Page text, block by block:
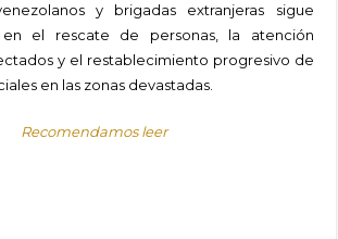
y brigadas extranjeras sigue
en el rescate de personas, la atención
y el restablecimiento progresivo de
en las zonas devastadas.
Recomendamos leer